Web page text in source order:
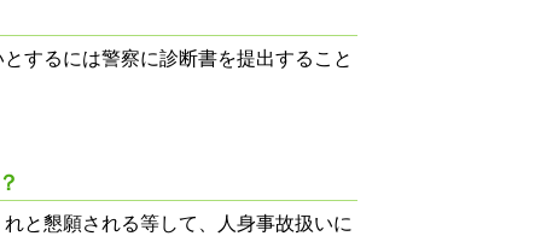
するには警察に診断書を提出すること
と懇願される等して、人身事故扱いに